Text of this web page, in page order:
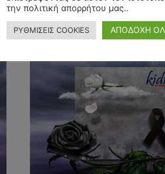
Διαβάστε περισσότερα
την πολιτική απορρήτου μας..
ΡΥΘΜΙΣΕΙΣ COOKIES ΑΠΟΔΟΧΗ